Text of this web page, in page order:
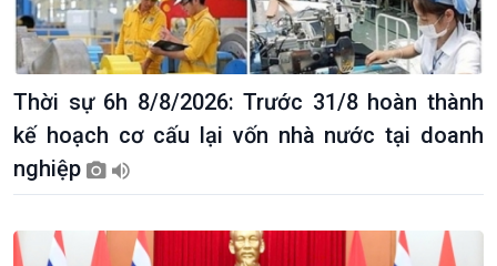
Thời sự 6h 8/8/2026: Trước 31/8 hoàn thành
kế hoạch cơ cấu lại vốn nhà nước tại doanh
nghiệp